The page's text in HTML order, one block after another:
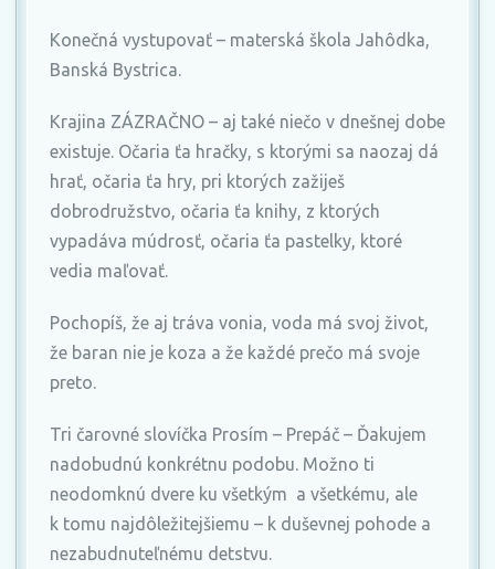
Konečná vystupovať – materská škola Jahôdka,
Banská Bystrica.
Krajina ZÁZRAČNO – aj také niečo v dnešnej dobe
existuje. Očaria ťa hračky, s ktorými sa naozaj dá
hrať, očaria ťa hry, pri ktorých zažiješ
dobrodružstvo, očaria ťa knihy, z ktorých
vypadáva múdrosť, očaria ťa pastelky, ktoré
vedia maľovať.
Pochopíš, že aj tráva vonia, voda má svoj život,
že baran nie je koza a že každé prečo má svoje
preto.
Tri čarovné slovíčka Prosím – Prepáč – Ďakujem
nadobudnú konkrétnu podobu. Možno ti
neodomknú dvere ku všetkým a všetkému, ale
k tomu najdôležitejšiemu – k duševnej pohode a
nezabudnuteľnému detstvu.